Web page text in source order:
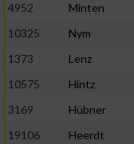
4952
Minten
10325
Nym
1373
Lenz
10575
Hintz
3169
Hübner
19106
Heerdt